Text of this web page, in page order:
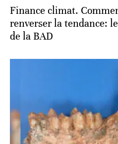
Finance climat.
renverser la tendance:
de la BAD